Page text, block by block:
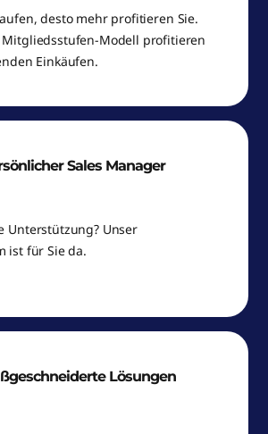
desto mehr profitieren Sie.
Modell profitieren
Einkäufen.
Sales Manager
Unterstützung? Unser
ist für Sie da.
Lösungen